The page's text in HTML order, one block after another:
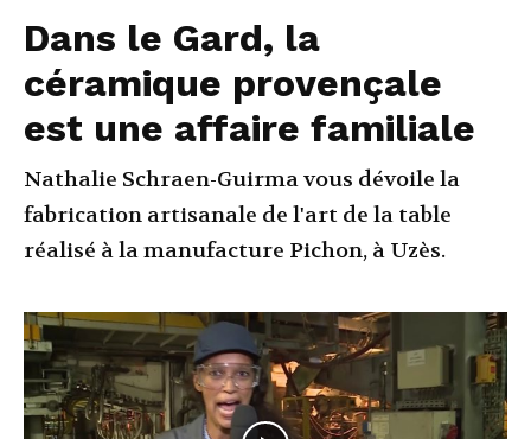
Dans le Gard, la
céramique provençale
est une affaire familiale
Nathalie Schraen-Guirma vous dévoile la
fabrication artisanale de l'art de la table
réalisé à la manufacture Pichon, à Uzès.